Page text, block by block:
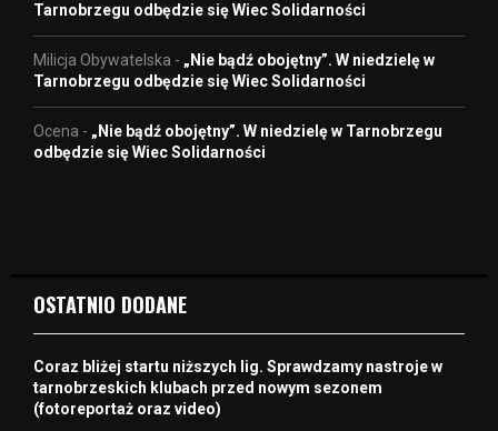
Tarnobrzegu odbędzie się Wiec Solidarności
Milicja Obywatelska - „Nie bądź obojętny”. W niedzielę w
Tarnobrzegu odbędzie się Wiec Solidarności
Ocena - „Nie bądź obojętny”. W niedzielę w Tarnobrzegu
odbędzie się Wiec Solidarności
OSTATNIO DODANE
Coraz bliżej startu niższych lig. Sprawdzamy nastroje w
tarnobrzeskich klubach przed nowym sezonem
(fotoreportaż oraz video)